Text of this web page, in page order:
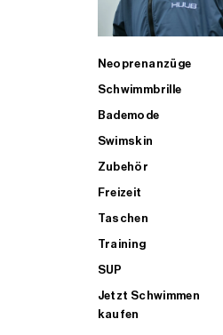
Neoprenanzüge
Schwimmbrille
Bademode
Swimskin
Zubehör
Freizeit
Taschen
Training
SUP
Jetzt Schwimmen
kaufen